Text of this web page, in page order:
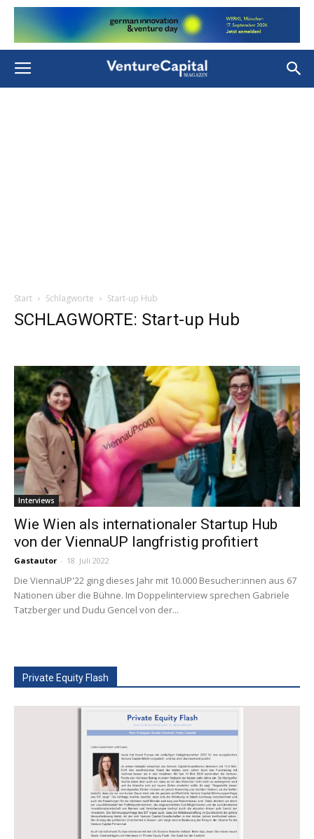
Start Schlagworte Start-up Hub
SCHLAGWORTE: Start-up Hub
Interviews
Wie Wien als internationaler Startup Hub
von der ViennaUP langfristig profitiert
Gastautor - 18. Juli 2022
Die ViennaUP'22 ging dieses Jahr mit 10.000 Besucher:innen aus 67
Nationen über die Bühne. Im Doppelinterview sprechen Gabriele
Tatzberger und Dudu Gencel von der...
Private Equity Flash